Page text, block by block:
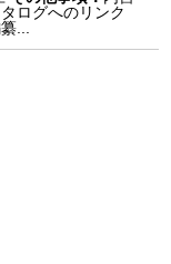
ログへのリンク
...